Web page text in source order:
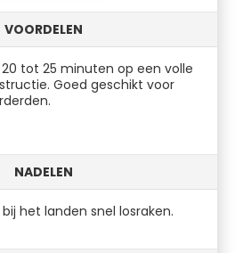
VOORDELEN
tot 25 minuten op een volle
Goed geschikt voor
NADELEN
het landen snel losraken.